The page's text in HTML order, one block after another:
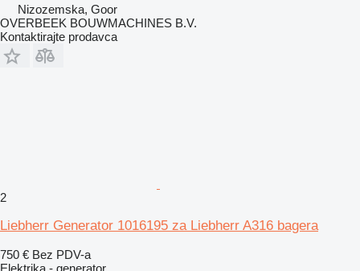
Nizozemska, Goor
OVERBEEK BOUWMACHINES B.V.
Kontaktirajte prodavca
2
Liebherr Generator 1016195 za Liebherr A316 bagera
750 € Bez PDV-a
Elektrika - generator